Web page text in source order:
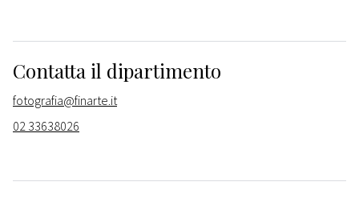
Contatta il dipartimento
fotografia@finarte.it
02 33638026